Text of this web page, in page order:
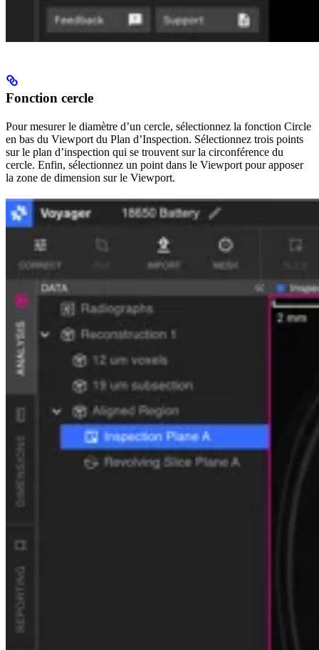
Fonction cercle
Pour mesurer le diamètre d’un cercle, sélectionnez la fonction Circle
en bas du Viewport du Plan d’Inspection. Sélectionnez trois points
sur le plan d’inspection qui se trouvent sur la circonférence du
cercle. Enfin, sélectionnez un point dans le Viewport pour apposer
la zone de dimension sur le Viewport.